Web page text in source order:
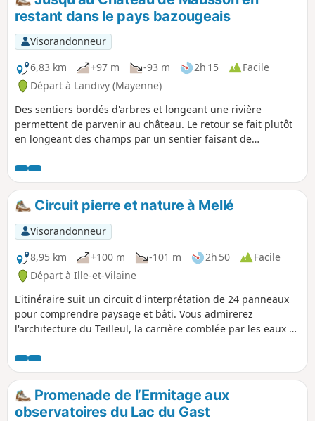
restant dans le pays bazougeais
Visorandonneur
6,83 km
+97 m -93 m 2h 15
Facile
Départ à Landivy (Mayenne)
Des sentiers bordés d'arbres et longeant une rivière
permettent de parvenir au château. Le retour se fait plutôt
en longeant des champs par un sentier faisant de
Circuit pierre et nature à Mellé
Visorandonneur
8,95 km
+100 m -101 m 2h 50
Facile
Départ à Ille-et-Vilaine
L'itinéraire suit un circuit d'interprétation de 24 panneaux
pour comprendre paysage et bâti. Vous admirerez
l'architecture du Teilleul, la carrière comblée par les eaux à
Vairie. Vous longerez également le petit Ruisseau du Boulay
plein de charme avant de grimper sur le Haut du Rocher.
Promenade de l’Ermitage aux
observatoires du Lac du Gast